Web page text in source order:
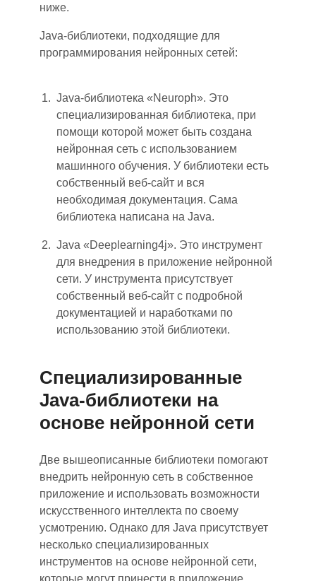
ниже.
Java-библиотеки, подходящие для
программирования нейронных сетей:
Java-библиотека «Neuroph». Это
специализированная библиотека, при
помощи которой может быть создана
нейронная сеть с использованием
машинного обучения. У библиотеки есть
собственный веб-сайт и вся
необходимая документация. Сама
библиотека написана на Java.
Java «Deeplearning4j». Это инструмент
для внедрения в приложение нейронной
сети. У инструмента присутствует
собственный веб-сайт с подробной
документацией и наработками по
использованию этой библиотеки.
Специализированные
Java-библиотеки на
основе нейронной сети
Две вышеописанные библиотеки помогают
внедрить нейронную сеть в собственное
приложение и использовать возможности
искусственного интеллекта по своему
усмотрению. Однако для Java присутствует
несколько специализированных
инструментов на основе нейронной сети,
которые могут принести в приложение